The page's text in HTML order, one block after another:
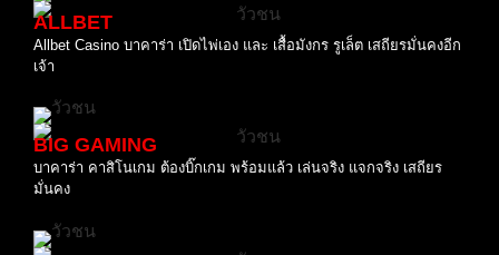
ALLBET
Allbet Casino บาคาร่า เปิดไพ่เอง และ เสื้อมังกร รูเล็ต เสถียรมั่นคงอีก
เจ้า
BIG GAMING
บาคาร่า คาสิโนเกม ต้องบิ๊กเกม พร้อมแล้ว เล่นจริง แจกจริง เสถียร
มั่นคง